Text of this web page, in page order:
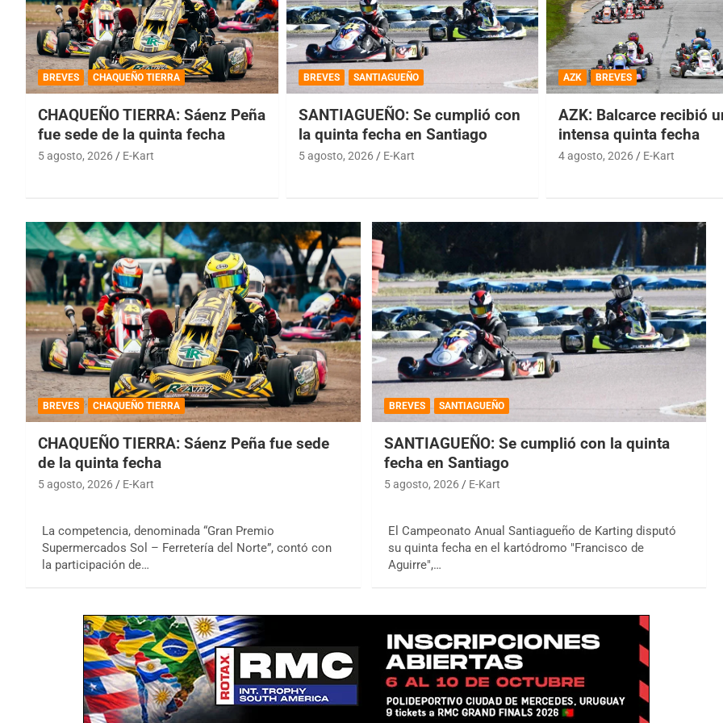
BREVES CHAQUEÑO TIERRA
CHAQUEÑO TIERRA: Sáenz Peña
fue sede de la quinta fecha
5 agosto, 2026 E-Kart
BREVES SANTIAGUEÑO
SANTIAGUEÑO: Se cumplió con
la quinta fecha en Santiago
5 agosto, 2026 E-Kart
AZK BREVES
AZK: Balcarce recibió
intensa quinta fecha
4 agosto, 2026 E-Kart
BREVES CHAQUEÑO TIERRA
CHAQUEÑO TIERRA: Sáenz Peña fue sede
de la quinta fecha
5 agosto, 2026 E-Kart
La competencia, denominada “Gran Premio
Supermercados Sol – Ferretería del Norte”, contó con
la participación de…
BREVES SANTIAGUEÑO
SANTIAGUEÑO: Se cumplió con la quinta
fecha en Santiago
5 agosto, 2026 E-Kart
El Campeonato Anual Santiagueño de Karting disputó
su quinta fecha en el kartódromo "Francisco de
Aguirre",…